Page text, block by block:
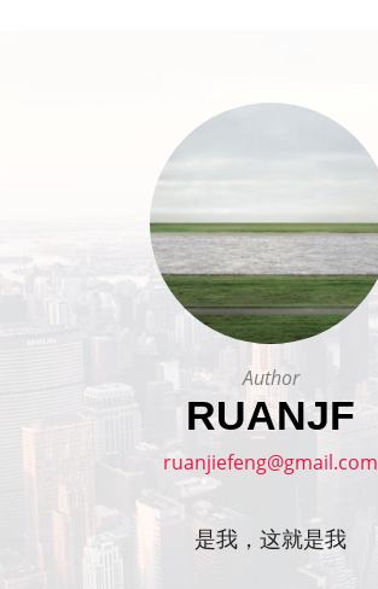
Author
RUANJF
ruanjiefeng@gmail.com
是我，这就是我